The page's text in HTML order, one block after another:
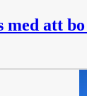
med att